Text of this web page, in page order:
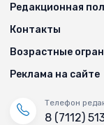
Редакционная
Контакты
Возрастные
Реклама на сайте
Телефон
8 (7112)